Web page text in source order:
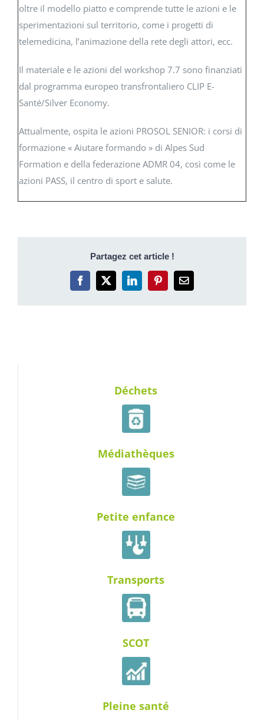
oltre il modello piatto e comprende tutte le azioni e le
sperimentazioni sul territorio, come i progetti di
telemedicina, l’animazione della rete degli attori, ecc.
Il materiale e le azioni del workshop 7.7 sono finanziati
dal programma europeo transfrontaliero CLIP E-
Santé/Silver Economy.
Attualmente, ospita le azioni PROSOL SENIOR: i corsi di
formazione « Aiutare formando » di Alpes Sud
Formation e della federazione ADMR 04, così come le
azioni PASS, il centro di sport e salute.
Partagez cet article !
Facebook
X LinkedInPinterestEmail
Déchets
Médiathèques
Petite enfance
Transports
SCOT
Pleine santé